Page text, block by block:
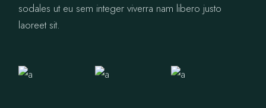
sodales ut eu sem integer viverra nam libero justo
laoreet sit.